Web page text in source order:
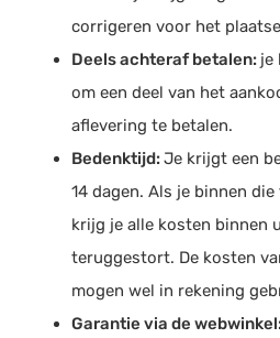
corrigeren voor het
Deels achteraf betalen: je
om een deel van het
aflevering te betalen.
Bedenktijd:Je krijgt een
14 dagen. Als je binnen
krijg je alle kosten binnen
teruggestort. De kosten
mogen wel in rekening
Garantie via de